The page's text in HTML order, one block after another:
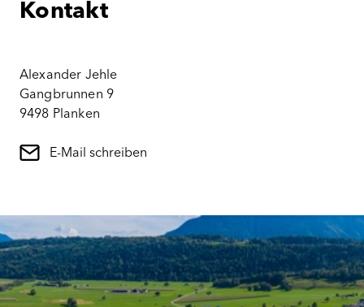
Kontakt
Alexander Jehle
Gangbrunnen 9
9498 Planken
E-Mail schreiben